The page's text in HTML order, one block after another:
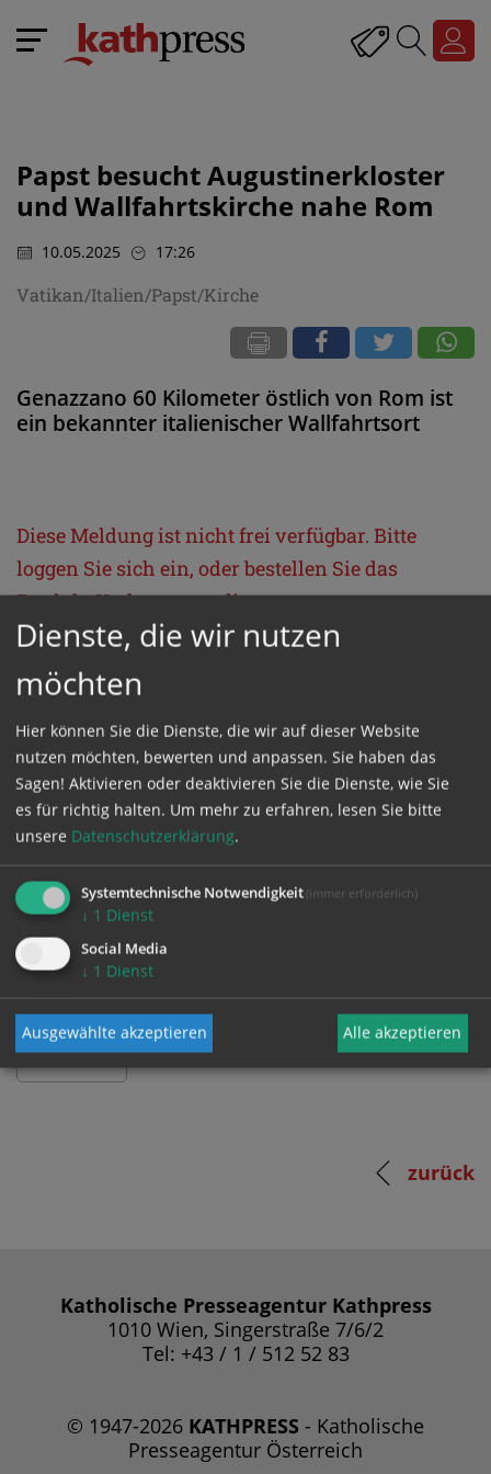
Papst besucht Augustinerkloster
und Wallfahrtskirche nahe Rom
10.05.2025 17:26
Vatikan/Italien/Papst/Kirche
Genazzano 60 Kilometer östlich von Rom ist
ein bekannter italienischer Wallfahrtsort
Diese Meldung ist nicht frei verfügbar. Bitte
loggen Sie sich ein, oder bestellen Sie das
ProduktKathpress_online.
GESCHÜTZTER BEREICH
Bitte melden Sie sich mit Ihrem Benutzernamen
und Passwort an.
Benutzername
Passwort
zurück
Katholische Presseagentur Kathpress
1010 Wien, Singerstraße 7/6/2
Tel: +43 / 1 / 512 52 83
© 1947-2026 KATHPRESS - Katholische
Presseagentur Österreich
Dienste, die wir nutzen
möchten
Hier können Sie die Dienste, die wir auf dieser Website
nutzen möchten, bewerten und anpassen. Sie haben das
Sagen! Aktivieren oder deaktivieren Sie die Dienste, wie Sie
es für richtig halten. Um mehr zu erfahren, lesen Sie bitte
unsere Datenschutzerklärung.
Systemtechnische Notwendigkeit (immer erforderlich)
↓ 1 Dienst
Social Media
↓ 1 Dienst
Ausgewählte akzeptieren Alle akzeptieren